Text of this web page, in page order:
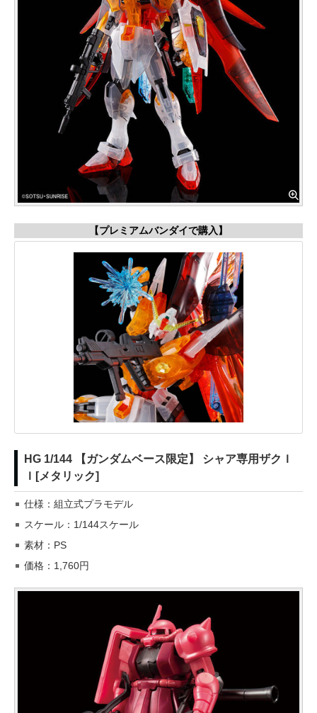
【プレミアムバンダイで購入】
HG 1/144 【ガンダムベース限定】 シャア専用ザクＩ
Ｉ[メタリック]
仕様：組立式プラモデル
スケール：1/144スケール
素材：PS
価格：1,760円